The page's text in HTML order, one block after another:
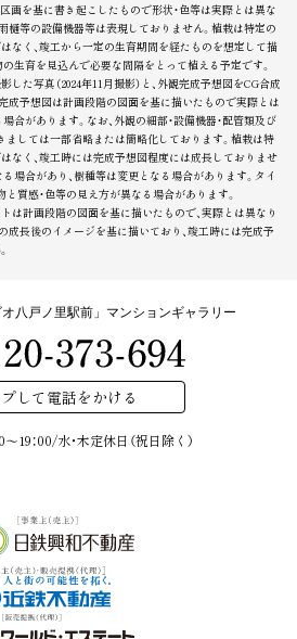
画を基に書き起こしたもので形状・色等は実際とは異な
雨樋等の設備機器等は表現しておりません。植栽は特定の
なく、竣工から一定の生育期間を経たものを想定して描
の生育を見込んで必要な間隔をとって植える予定です。
た写真（2024年11月撮影）と、外観完成予想図をCG合成
成予想図は計画段階の図面を基に描いたもので実際とは
合があります。なお、外観の細部・設備機器・配管類及び
ましては一部省略または簡略化しております。植栽は特
なく、竣工時には完成予想図程度には成長しておりませ
場合があり、樹種等は変更となる場合があります。タイ
質感・色等の見え方が異なる場合があります。
計画段階の図面を基に描いたもので、実際とは異なり
成長後のイメージを基に描いており、竣工時には完成予
八戸ノ里駅前」マンションギャラリー
して電話をかける
19：00/水・木定休日（祝日除く）